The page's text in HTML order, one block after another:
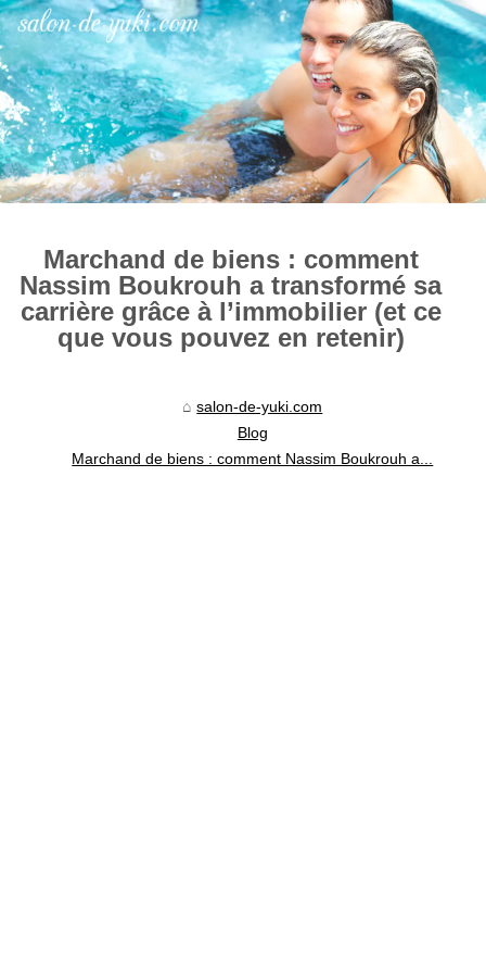
Marchand de biens : comment
Nassim Boukrouh a transformé sa
carrière grâce à l’immobilier (et ce
que vous pouvez en retenir)
salon-de-yuki.com
Blog
Marchand de biens : comment Nassim Boukrouh a...